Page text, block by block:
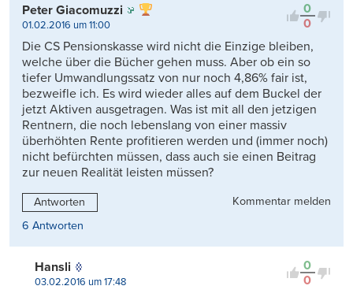
0
0
Peter Giacomuzzi
01.02.2016 um 11:00
Die CS Pensionskasse wird nicht die Einzige bleiben,
welche über die Bücher gehen muss. Aber ob ein so
tiefer Umwandlungssatz von nur noch 4,86% fair ist,
bezweifle ich. Es wird wieder alles auf dem Buckel der
jetzt Aktiven ausgetragen. Was ist mit all den jetzigen
Rentnern, die noch lebenslang von einer massiv
überhöhten Rente profitieren werden und (immer noch)
nicht befürchten müssen, dass auch sie einen Beitrag
zur neuen Realität leisten müssen?
Antworten
Kommentar melden
6 Antworten
0
0
Hansli
03.02.2016 um 17:48